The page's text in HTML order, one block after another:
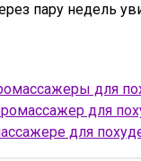
пару недель
для
для
для